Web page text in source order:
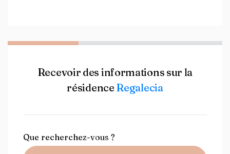
Recevoir des informations sur la
résidence Regalecia
Que recherchez-vous ?